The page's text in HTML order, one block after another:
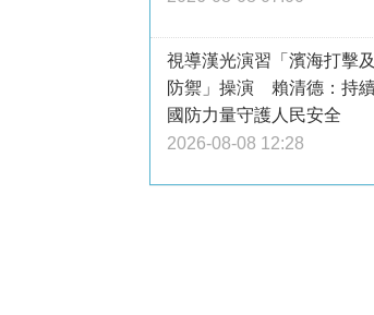
視導漢光演習「濱海打擊
防禦」操演 賴清德：持
國防力量守護人民安全
2026-08-08 12:28